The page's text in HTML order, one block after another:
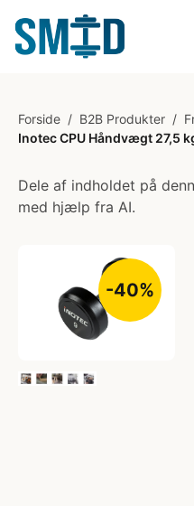
Forside / B2B Produkter /
Inotec CPU Håndvægt 27,5
Dele af indholdet på
med hjælp fra AI.
-40%